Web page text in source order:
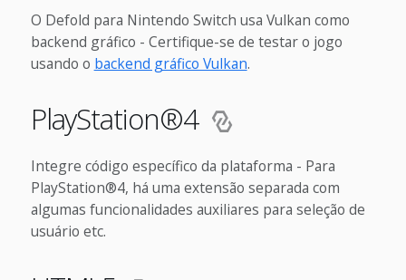
O Defold para Nintendo Switch usa Vulkan como
backend gráfico - Certifique-se de testar o jogo
usando o backend gráfico Vulkan.
PlayStation®4
Integre código específico da plataforma - Para
PlayStation®4, há uma extensão separada com
algumas funcionalidades auxiliares para seleção de
usuário etc.